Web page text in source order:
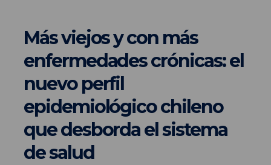
Más viejos y con más
enfermedades crónicas: el
nuevo perfil
epidemiológico chileno
que desborda el sistema
de salud